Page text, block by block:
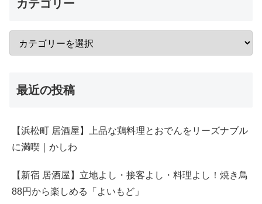
カテゴリー
最近の投稿
【浜松町 居酒屋】上品な鶏料理とおでんをリーズナブル
に満喫｜かしわ
【新宿 居酒屋】立地よし・接客よし・料理よし！焼き鳥
88円から楽しめる「よいもど」